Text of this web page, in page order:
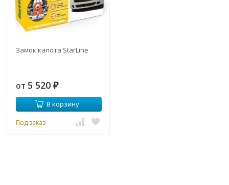
Замок капота StarLine
от 5 520 ₽
В корзину
Под заказ